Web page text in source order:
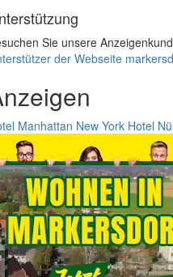
Sie unsere
der Webseite
Manhattan New York Hotel